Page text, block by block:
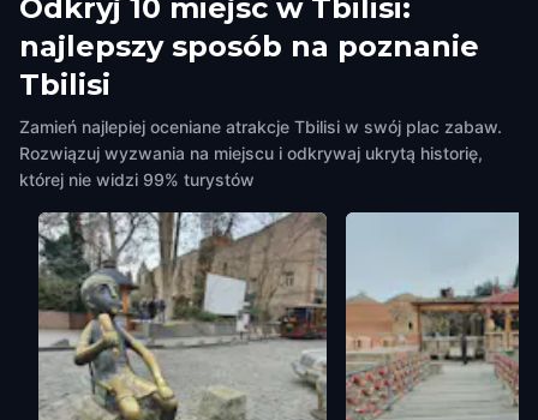
Odkryj 10 miejsc w Tbilisi:
najlepszy sposób na poznanie
Tbilisi
Zamień najlepiej oceniane atrakcje Tbilisi w swój plac zabaw.
Rozwiązuj wyzwania na miejscu i odkrywaj ukrytą historię,
której nie widzi 99% turystów